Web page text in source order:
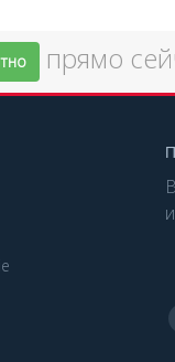
прямо